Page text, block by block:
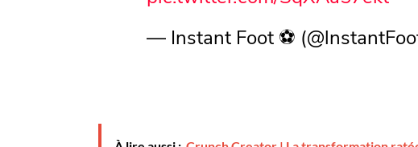
— Instant Foot ⚽️